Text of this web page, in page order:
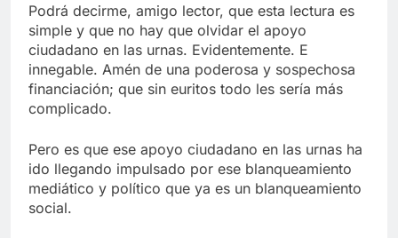
Podrá decirme, amigo lector, que esta lectura es
simple y que no hay que olvidar el apoyo
ciudadano en las urnas. Evidentemente. E
innegable. Amén de una poderosa y sospechosa
financiación; que sin euritos todo les sería más
complicado.
Pero es que ese apoyo ciudadano en las urnas ha
ido llegando impulsado por ese blanqueamiento
mediático y político que ya es un blanqueamiento
social.